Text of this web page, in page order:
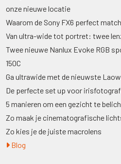
onze nieuwe locatie
Waarom de Sony FX6 perfect
Van ultra-wide tot portret: twee
Twee nieuwe Nanlux Evoke RGB
150C
Ga ultrawide met de nieuwste
De perfecte set up voor
5 manieren om een gezicht te
Zo maak je cinematografische
Zo kies je de juiste macrolens
Blog